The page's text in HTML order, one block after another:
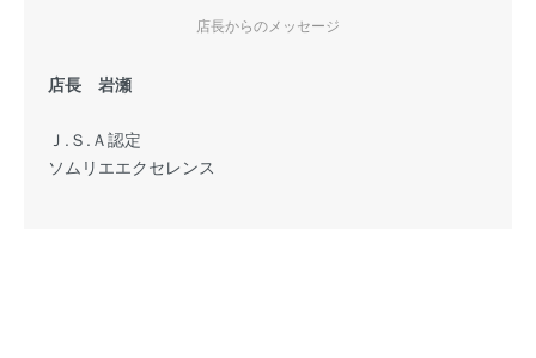
店長からのメッセージ
店長 岩瀬
Ｊ.Ｓ.Ａ認定
ソムリエエクセレンス